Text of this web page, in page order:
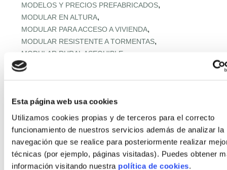
Esta página web usa cookies
Utilizamos cookies propias y de terceros para el correcto
funcionamiento de nuestros servicios además de analizar la
navegación que se realice para posteriormente realizar
técnicas (por ejemplo, páginas visitadas). Puedes obtener
información visitando nuestra política de cookies.
MODELOS Y PRECIOS PREFABRICADOS,
MODULAR EN ALTURA,
MODULAR PARA ACCESO A VIVIENDA,
MODULAR RESISTENTE A TORMENTAS,
MODULAR RURAL ASEQUIBLE
MONTAJE EXPRÉS Y MICROPLAZOS
OFERTA RETAIL Y LLAVE EN MANO
,OFF‑SITE VIVIENDA ASEQUIBLE
OFF‑SITE Y FÁBRICAS MODULARES
OPTIMIZACIÓN IA CADENA
PANELES Y MÓDULOS ESTRUCTURALES ,
PASSIVHAUS APLICADA PASSIVHAUS APLICADO